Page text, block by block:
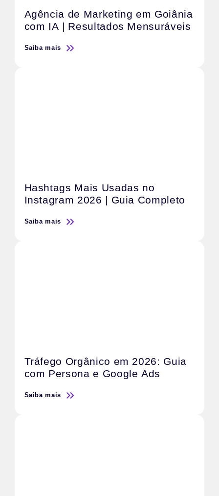
Agência de Marketing em Goiânia
com IA | Resultados Mensuráveis
Saiba mais
Hashtags Mais Usadas no
Instagram 2026 | Guia Completo
Saiba mais
Tráfego Orgânico em 2026: Guia
com Persona e Google Ads
Saiba mais